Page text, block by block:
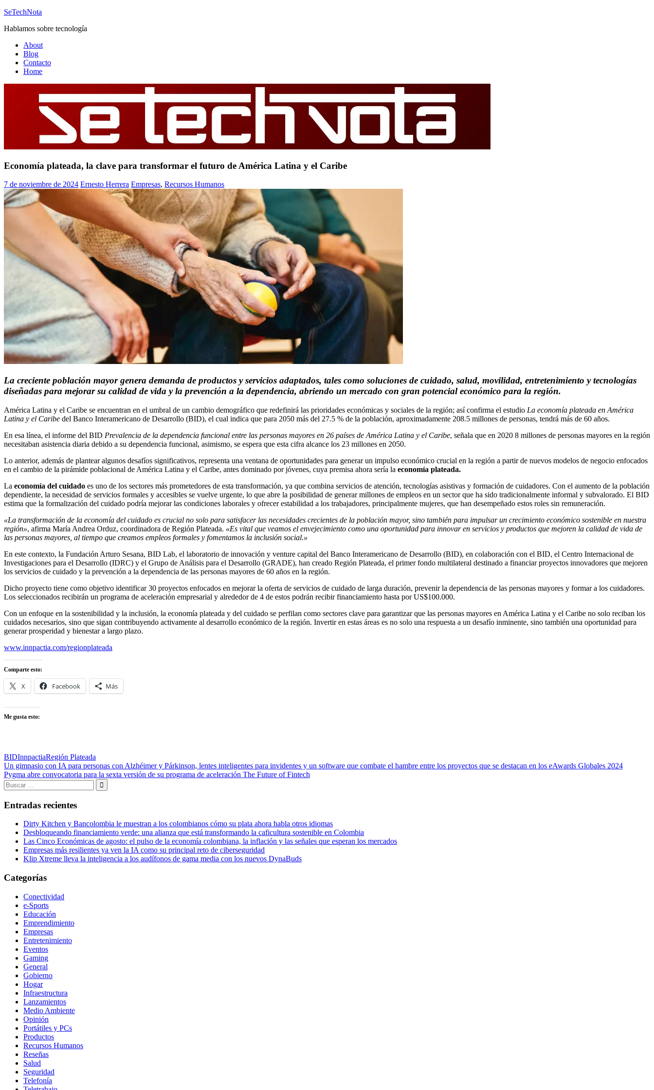
Saltar
contenido
SeTechNota
Hablamos sobre tecnología
About
Blog
Contacto
Home
Economía plateada, la clave para transformar el futuro de América Latina y el Caribe
7 de noviembre de 2024 Ernesto Herrera Empresas, Recursos Humanos
La creciente población mayor genera demanda de productos y servicios adaptados, tales como soluciones de cuidado, salud, movilidad, entretenimiento y tecnologías
diseñadas para mejorar su calidad de vida y la prevención a la dependencia, abriendo un mercado con gran potencial económico para la región.
América Latina y el Caribe se encuentran en el umbral de un cambio demográfico que redefinirá las prioridades económicas y sociales de la región; así confirma el estudio La economía plateada en América
Latina y el Caribe del Banco Interamericano de Desarrollo (BID)​, el cual indica que para 2050 más del 27.5 % de la población, aproximadamente 208.5 millones de personas, tendrá más de 60 años.
En esa línea, el informe del BID Prevalencia de la dependencia funcional entre las personas mayores en 26 países de América Latina y el Caribe, señala que en 2020 8 millones de personas mayores en la región
necesitaban asistencia diaria debido a su dependencia funcional, asimismo, se espera que esta cifra alcance los 23 millones en 2050.
Lo anterior, además de plantear algunos desafíos significativos, representa una ventana de oportunidades para generar un impulso económico crucial en la región a partir de nuevos modelos de negocio enfocados
en el cambio de la pirámide poblacional de América Latina y el Caribe, antes dominado por jóvenes, cuya premisa ahora sería la economía plateada.
La economía del cuidado es uno de los sectores más prometedores de esta transformación, ya que combina servicios de atención, tecnologías asistivas y formación de cuidadores. Con el aumento de la población
dependiente, la necesidad de servicios formales y accesibles se vuelve urgente, lo que abre la posibilidad de generar millones de empleos en un sector que ha sido tradicionalmente informal y subvalorado. El BID
estima que la formalización del cuidado podría mejorar las condiciones laborales y ofrecer estabilidad a los trabajadores, principalmente mujeres, que han desempeñado estos roles sin remuneración.
«La transformación de la economía del cuidado es crucial no solo para satisfacer las necesidades crecientes de la población mayor, sino también para impulsar un crecimiento económico sostenible en nuestra
región», afirma María Andrea Orduz, coordinadora de Región Plateada. «Es vital que veamos el envejecimiento como una oportunidad para innovar en servicios y productos que mejoren la calidad de vida de
las personas mayores, al tiempo que creamos empleos formales y fomentamos la inclusión social.»
En este contexto, la Fundación Arturo Sesana, BID Lab, el laboratorio de innovación y venture capital del Banco Interamericano de Desarrollo (BID), en colaboración con el BID, el Centro Internacional de
Investigaciones para el Desarrollo (IDRC) y el Grupo de Análisis para el Desarrollo (GRADE), han creado Región Plateada, el primer fondo multilateral destinado a financiar proyectos innovadores que mejoren
los servicios de cuidado y la prevención a la dependencia de las personas mayores de 60 años en la región.
Dicho proyecto tiene como objetivo identificar 30 proyectos enfocados en mejorar la oferta de servicios de cuidado de larga duración, prevenir la dependencia de las personas mayores y formar a los cuidadores.
Los seleccionados recibirán un programa de aceleración empresarial y alrededor de 4 de estos podrán recibir financiamiento hasta por US$100.000.
Con un enfoque en la sostenibilidad y la inclusión, la economía plateada y del cuidado se perfilan como sectores clave para garantizar que las personas mayores en América Latina y el Caribe no solo reciban los
cuidados necesarios, sino que sigan contribuyendo activamente al desarrollo económico de la región. Invertir en estas áreas es no solo una respuesta a un desafío inminente, sino también una oportunidad para
generar prosperidad y bienestar a largo plazo.
www.innpactia.com/regionplateada
Comparte esto:
X Facebook Más
Me gusta esto:
BIDInnpactiaRegión Plateada
Navegación
de
entradas
Entrada
anterior:
Un gimnasio con IA para personas con Alzhéimer y Párkinson, lentes inteligentes para invidentes y un software que combate el hambre entre los proyectos que se destacan en los eAwards Globales 2024
Entrada
siguiente:
Pygma abre convocatoria para la sexta versión de su programa de aceleración The Future of Fintech
Buscar:
Buscar
Entradas recientes
Dirty Kitchen y Bancolombia le muestran a los colombianos cómo su plata ahora habla otros idiomas
Desbloqueando financiamiento verde: una alianza que está transformando la caficultura sostenible en Colombia
Las Cinco Económicas de agosto: el pulso de la economía colombiana, la inflación y las señales que esperan los mercados
Empresas más resilientes ya ven la IA como su principal reto de ciberseguridad
Klip Xtreme lleva la inteligencia a los audífonos de gama media con los nuevos DynaBuds
Categorías
Conectividad
e-Sports
Educación
Emprendimiento
Empresas
Entretenimiento
Eventos
Gaming
General
Gobierno
Hogar
Infraestructura
Lanzamientos
Medio Ambiente
Opinión
Portátiles y PCs
Productos
Recursos Humanos
Reseñas
Salud
Seguridad
Telefonía